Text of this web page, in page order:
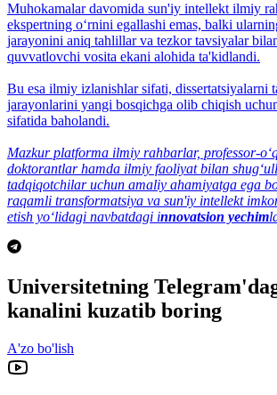
Muhokamalar davomida sun'iy intellekt ilmiy
ekspertning o‘rnini egallashi emas, balki
jarayonini aniq tahlillar va tezkor tavsiyalar
quvvatlovchi vosita ekani alohida ta'kidlandi.
Bu esa ilmiy izlanishlar sifati, dissertatsiyalarni
jarayonlarini yangi bosqichga olib chiqish
sifatida baholandi.
Mazkur platforma ilmiy rahbarlar, professor-
doktorantlar hamda ilmiy faoliyat bilan
tadqiqotchilar uchun amaliy ahamiyatga ega
raqamli transformatsiya va sun'iy intellekt
etish yo‘lidagi navbatdagi innovatsion yechim
Universitetning
kanalini kuzatib boring
A'zo bo'lish